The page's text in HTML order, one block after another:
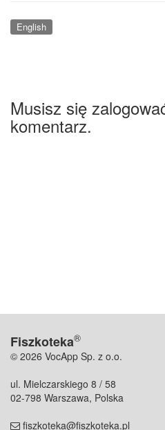
English
Musisz się
komentarz.
Fiszkoteka®
© 2026 VocApp Sp. z o.o.
ul. Mielczarskiego 8 / 58
02-798 Warszawa, Polska
fiszkoteka@fiszkoteka.pl